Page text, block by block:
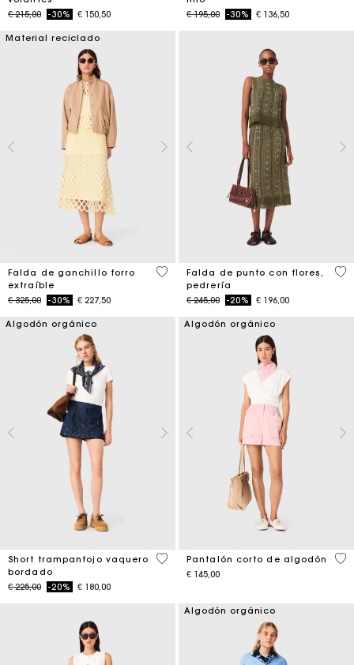
Price reduced from
€ 215,00to-30% € 150,50
Price reduced from
€ 195,00to-30% € 136,50
Material reciclado
Falda de ganchillo forro
extraíble
Price reduced from
€ 325,00to-30% € 227,50
5 out of 5 Customer Rating
Falda de punto con flores,
pedrería
Price reduced from
€ 245,00to-20% € 196,00
4,2
Algodón orgánico
Short trampantojo vaquero
bordado
Price reduced from
€ 225,00to-20% € 180,00
4,2 out of 5 Customer Rating
Algodón orgánico
Pantalón corto de algodón
€ 145,00
3,3
Algodón orgánico